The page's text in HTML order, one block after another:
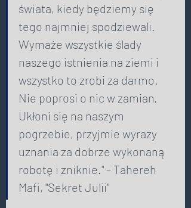
świata, kiedy będziemy się
tego najmniej spodziewali.
Wymaże wszystkie ślady
naszego istnienia na ziemi i
wszystko to zrobi za darmo.
Nie poprosi o nic w zamian.
Ukłoni się na naszym
pogrzebie, przyjmie wyrazy
uznania za dobrze wykonaną
robotę i zniknie." - Tahereh
Mafi, "Sekret Julii"